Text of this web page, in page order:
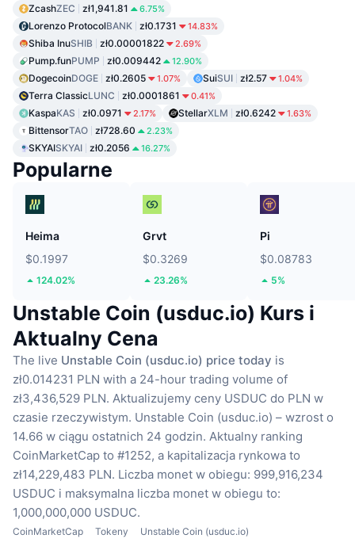
ZcashZEC zł1,941.81 6.75%
Lorenzo ProtocolBANK zł0.1731 14.83%
Shiba InuSHIB zł0.00001822 2.69%
Pump.funPUMP zł0.009442 12.90%
DogecoinDOGE zł0.2605 1.07% SuiSUI zł2.57 1.04%
Terra ClassicLUNC zł0.0001861 0.41%
KaspaKAS zł0.0971 2.17% StellarXLM zł0.6242 1.63%
BittensorTAO zł728.60 2.23%
SKYAISKYAI zł0.2056 16.27%
Popularne
Heima
$0.1997
124.02%
Grvt
$0.3269
23.26%
Pi
$0.08783
5%
Unstable Coin (usduc.io) Kurs i
Aktualny Cena
The live Unstable Coin (usduc.io) price today is
zł0.014231 PLN with a 24-hour trading volume of
zł3,436,529 PLN. Aktualizujemy ceny USDUC do PLN w
czasie rzeczywistym. Unstable Coin (usduc.io) – wzrost o
14.66 w ciągu ostatnich 24 godzin. Aktualny ranking
CoinMarketCap to #1252, a kapitalizacja rynkowa to
zł14,229,483 PLN. Liczba monet w obiegu: 999,916,234
USDUC i maksymalna liczba monet w obiegu to:
1,000,000,000 USDUC.
CoinMarketCap Tokeny Unstable Coin (usduc.io)